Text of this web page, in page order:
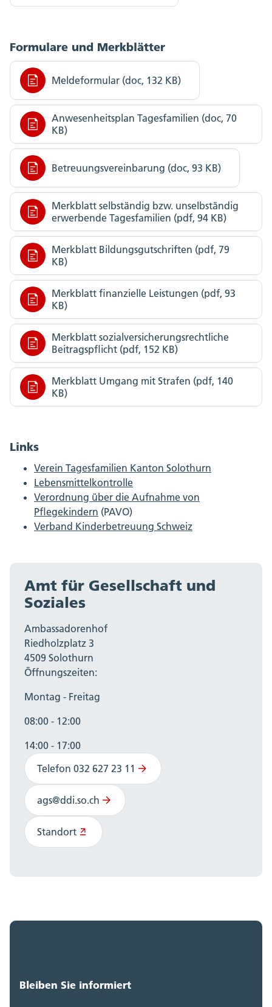
Formulare und Merkblätter
Meldeformular (doc, 132 KB)
Anwesenheitsplan Tagesfamilien (doc, 70
KB)
Betreuungsvereinbarung (doc, 93 KB)
Merkblatt selbständig bzw. unselbständig
erwerbende Tagesfamilien (pdf, 94 KB)
Merkblatt Bildungsgutschriften (pdf, 79
KB)
Merkblatt finanzielle Leistungen (pdf, 93
KB)
Merkblatt sozialversicherungsrechtliche
Beitragspflicht (pdf, 152 KB)
Merkblatt Umgang mit Strafen (pdf, 140
KB)
Links
Verein Tagesfamilien Kanton Solothurn
Lebensmittelkontrolle
Verordnung über die Aufnahme von
Pflegekindern (PAVO)
Verband Kinderbetreuung Schweiz
Amt für Gesellschaft und
Soziales
Ambassadorenhof
Riedholzplatz 3
4509 Solothurn
Öffnungszeiten:
Montag - Freitag
08:00 - 12:00
14:00 - 17:00
Telefon 032 627 23 11
ags@ddi.so.ch
Standort
Bleiben Sie informiert